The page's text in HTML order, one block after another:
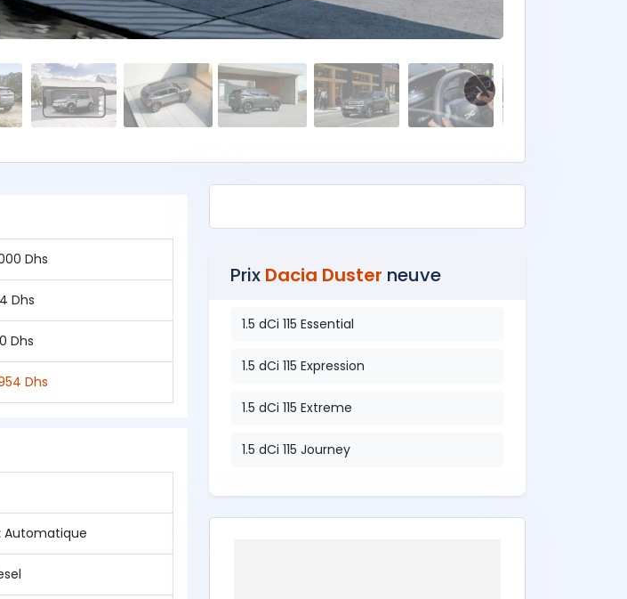
Dhs
Dhs
Dhs
Dhs
Automatique
Prix Dacia Duster neuve
1.5 dCi 115 Essential
1.5 dCi 115 Expression
1.5 dCi 115 Extreme
1.5 dCi 115 Journey